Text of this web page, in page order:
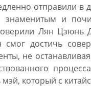
отправили в
знаменитым и
Лян Цзюнь
смог достичь
не
который с